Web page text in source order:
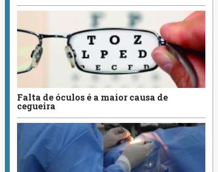
Falta de óculos é a maior causa de
cegueira